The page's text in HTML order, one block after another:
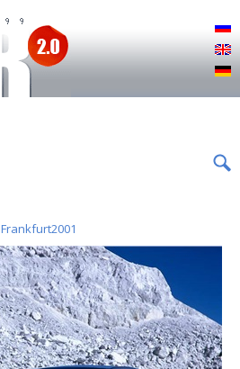
Frankfurt2001